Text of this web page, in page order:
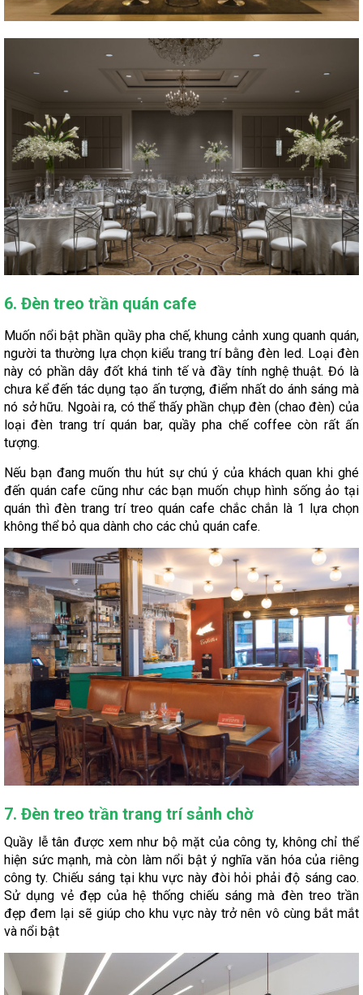
6. Đèn treo trần quán cafe
Muốn nổi bật phần quầy pha chế, khung cảnh xung quanh quán,
người ta thường lựa chọn kiểu trang trí bằng đèn led. Loại đèn
này có phần dây đốt khá tinh tế và đầy tính nghệ thuật. Đó là
chưa kể đến tác dụng tạo ấn tượng, điểm nhất do ánh sáng mà
nó sở hữu. Ngoài ra, có thể thấy phần chụp đèn (chao đèn) của
loại đèn trang trí quán bar, quầy pha chế coffee còn rất ấn
tượng.
Nếu bạn đang muốn thu hút sự chú ý của khách quan khi ghé
đến quán cafe cũng như các bạn muốn chụp hình sống ảo tại
quán thì đèn trang trí treo quán cafe chắc chắn là 1 lựa chọn
không thể bỏ qua dành cho các chủ quán cafe.
7. Đèn treo trần trang trí sảnh chờ
Quầy lễ tân được xem như bộ mặt của công ty, không chỉ thể
hiện sức mạnh, mà còn làm nổi bật ý nghĩa văn hóa của riêng
công ty. Chiếu sáng tại khu vực này đòi hỏi phải độ sáng cao.
Sử dụng vẻ đẹp của hệ thống chiếu sáng mà đèn treo trần
đẹp đem lại sẽ giúp cho khu vực này trở nên vô cùng bắt mắt
và nổi bật